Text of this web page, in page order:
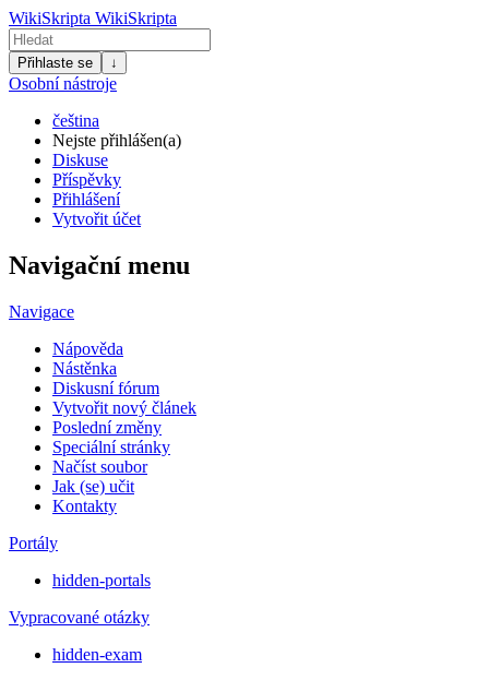
WikiSkripta WikiSkripta
Přihlaste se ↓
Osobní nástroje
čeština
Nejste přihlášen(a)
Diskuse
Příspěvky
Přihlášení
Vytvořit účet
Navigační menu
Navigace
Nápověda
Nástěnka
Diskusní fórum
Vytvořit nový článek
Poslední změny
Speciální stránky
Načíst soubor
Jak (se) učit
Kontakty
Portály
hidden-portals
Vypracované otázky
hidden-exam